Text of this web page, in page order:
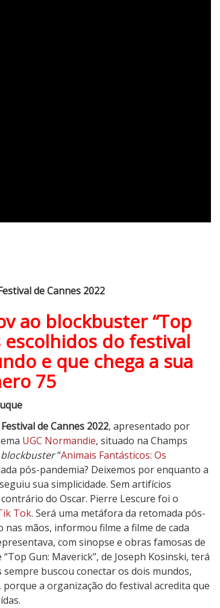
de Cannes 2022
ao blockbuster “Top
escolhidos do festival
e que chega a sua
75
Festival de Cannes 2022, apresentado por
UGC Normandie, situado na Champs
blockbuster“Animais Fantásticos: Os
pós-pandemia? Deixemos por enquanto a
sua simplicidade. Sem artifícios
do Oscar. Pierre Lescure foi o
Tok. Será uma metáfora da retomada pós-
nas mãos, informou filme a filme de cada
com sinopse e obras famosas de
Gun: Maverick”, de Joseph Kosinski, terá
buscou conectar os dois mundos,
a organização do festival acredita que